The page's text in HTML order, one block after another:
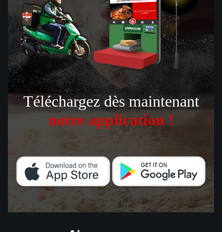
Téléchargez dès maintenant
notre application !